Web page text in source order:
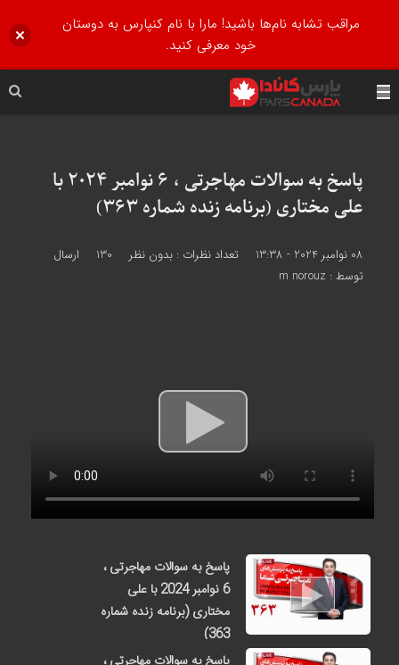
پاسخ به سوالات مهاجرتی ، 6 نوامبر 2024 با
علی مختاری (برنامه زنده شماره 363)
08 نوامبر 2024 - 13:38 تعداد نظرات : بدون نظر
ارسال
توسط : m norouz
پاسخ به سوالات مهاجرتی ،
6 نوامبر 2024 با علی
مختاری (برنامه زنده شماره
363)
3 هفته قبل
مراقب تشابه نام‌ها باشید! مارا با نام کنپارس به دوستان
خود معرفی کنید.